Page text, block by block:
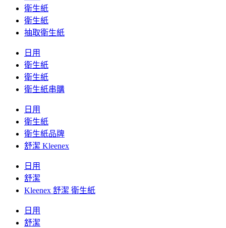
衛生紙
衛生紙
抽取衛生紙
日用
衛生紙
衛生紙
衛生紙串購
日用
衛生紙
衛生紙品牌
舒潔 Kleenex
日用
舒潔
Kleenex 舒潔 衛生紙
日用
舒潔